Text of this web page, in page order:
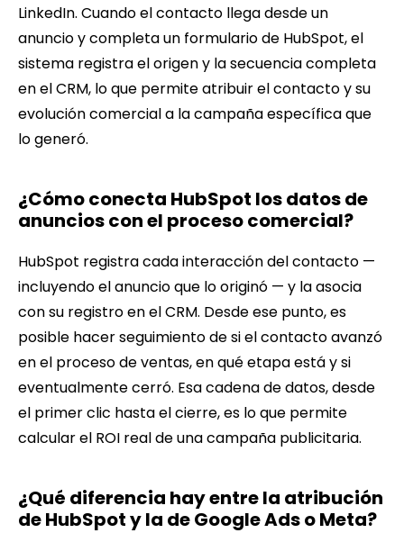
LinkedIn. Cuando el contacto llega desde un
anuncio y completa un formulario de HubSpot, el
sistema registra el origen y la secuencia completa
en el CRM, lo que permite atribuir el contacto y su
evolución comercial a la campaña específica que
lo generó.
¿Cómo conecta HubSpot los datos de
anuncios con el proceso comercial?
HubSpot registra cada interacción del contacto —
incluyendo el anuncio que lo originó — y la asocia
con su registro en el CRM. Desde ese punto, es
posible hacer seguimiento de si el contacto avanzó
en el proceso de ventas, en qué etapa está y si
eventualmente cerró. Esa cadena de datos, desde
el primer clic hasta el cierre, es lo que permite
calcular el ROI real de una campaña publicitaria.
¿Qué diferencia hay entre la atribución
de HubSpot y la de Google Ads o Meta?